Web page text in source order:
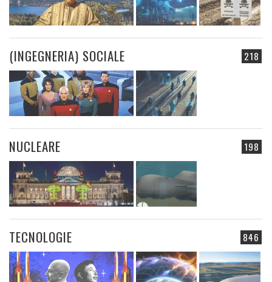
218
(INGEGNERIA) SOCIALE
198
NUCLEARE
846
TECNOLOGIE